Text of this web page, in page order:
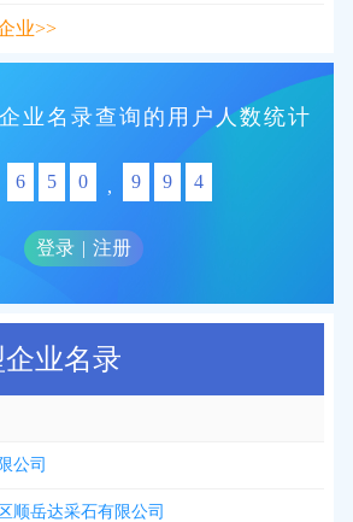
业>>
业名录查询的用户人数统计
6 5 0 , 9 9 4
登录 | 注册
业名录
公司
顺岳达采石有限公司